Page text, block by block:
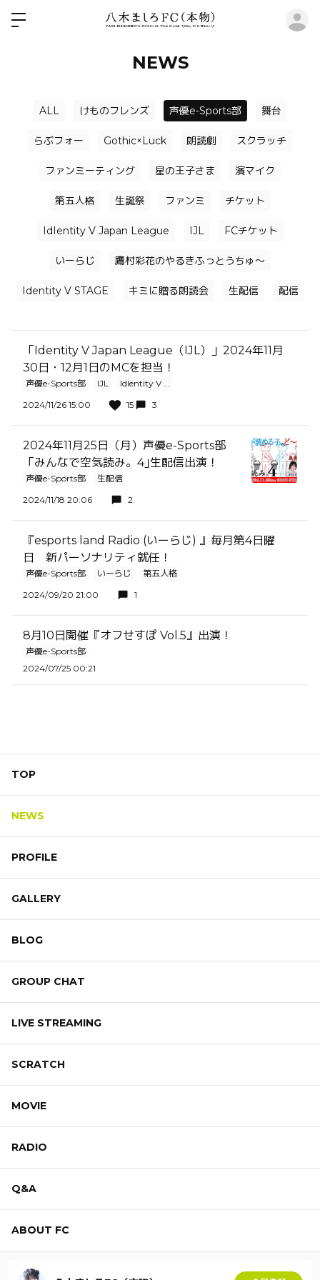
NEWS
ALL けものフレンズ 声優e-Sports部 舞台
らぶフォー Gothic×Luck 朗読劇 スクラッチ
ファンミーティング 星の王子さま 濱マイク
第五人格 生誕祭 ファンミ チケット
IdIentity V Japan League IJL FCチケット
いーらじ 鷹村彩花のやるきふっとうちゅ〜
Identity V STAGE キミに贈る朗読会 生配信 配信
「Identity V Japan League（IJL）」2024年11月
30日・12月1日のMCを担当！
声優e-Sports部 IJL
IdIentity V ...
2024/11/26 15:00
15 3
2024年11月25日（月）声優e-Sports部
「みんなで空気読み。4｣生配信出演！
声優e-Sports部
生配信
2024/11/18 20:06
2
『esports land Radio (いーらじ) 』毎月第4日曜
日 新パーソナリティ就任！
声優e-Sports部 いーらじ
第五人格
2024/09/20 21:00
1
8月10日開催『オフせすぽ Vol.5』出演！
声優e-Sports部
2024/07/25 00:21
TOP
NEWS
PROFILE
GALLERY
BLOG
GROUP CHAT
LIVE STREAMING
SCRATCH
MOVIE
RADIO
Q&A
ABOUT FC